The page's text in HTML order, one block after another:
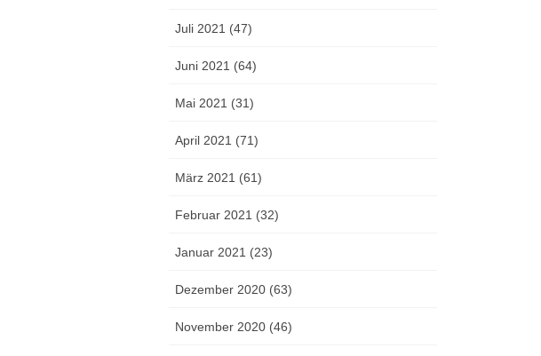
Juli 2021 (47)
Juni 2021 (64)
Mai 2021 (31)
April 2021 (71)
März 2021 (61)
Februar 2021 (32)
Januar 2021 (23)
Dezember 2020 (63)
November 2020 (46)